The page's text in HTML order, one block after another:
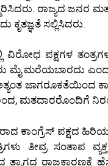
ರಾಜ್ಯದ ಜನರ
ಸಲ್ಲಿಸಿದರು.
ಪಕ್ಷಗಳ
ಮೈ ಮರೆಯಬಾರದು
ಜಾಗರೂಕತೆಯಿಂದ
ಮತದಾರರೊಂದಿಗೆ
ಕಾಂಗ್ರೆಸ್ ಪಕ್ಷದ
ತೀವ್ರ ಸಂತಾಪ
ತ್ಯಾಗದ